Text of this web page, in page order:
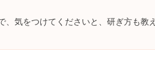
、気をつけてくださいと、研ぎ方も教え